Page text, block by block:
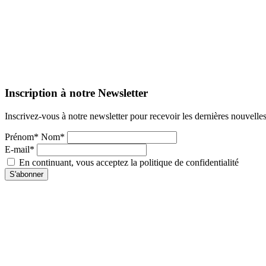
Inscription à notre Newsletter
Inscrivez-vous à notre newsletter pour recevoir les dernières nouvelles
Prénom* Nom*
E-mail*
En continuant, vous acceptez la politique de confidentialité